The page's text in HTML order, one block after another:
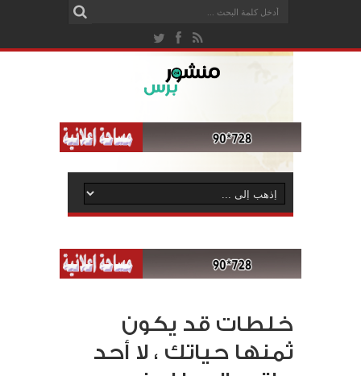
خلطات قد يكون
ثمنها حياتك ، لا أحد